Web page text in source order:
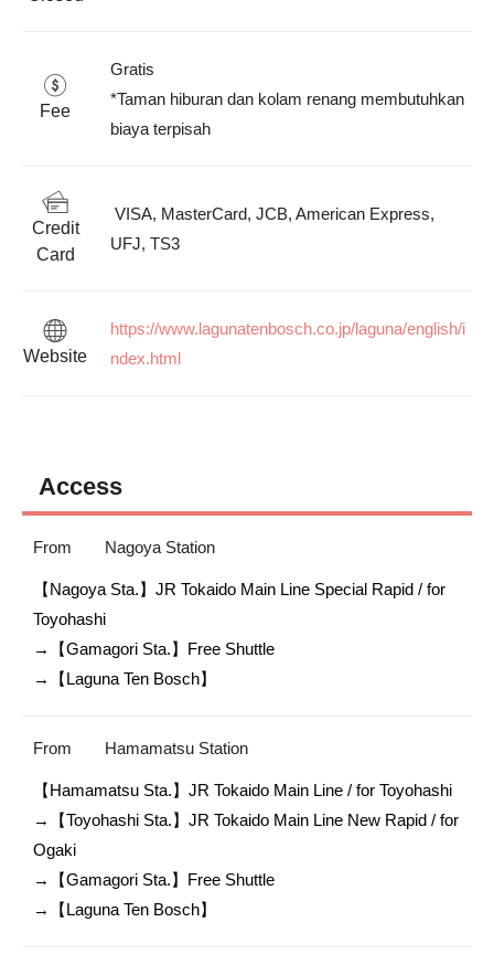
Fee
Gratis
*Taman hiburan dan kolam renang membutuhkan
biaya terpisah
Credit
Card
UFJ, TS3
Website
https://www.lagunatenbosch.co.jp/laguna/english/i
ndex.html
Access
From Nagoya Station
【Nagoya Sta.】JR Tokaido Main Line Special Rapid / for
Toyohashi
→【Gamagori Sta.】Free Shuttle
→【Laguna Ten Bosch】
From Hamamatsu Station
【Hamamatsu Sta.】JR Tokaido Main Line / for Toyohashi
→【Toyohashi Sta.】JR Tokaido Main Line New Rapid / for
Ogaki
→【Gamagori Sta.】Free Shuttle
→【Laguna Ten Bosch】